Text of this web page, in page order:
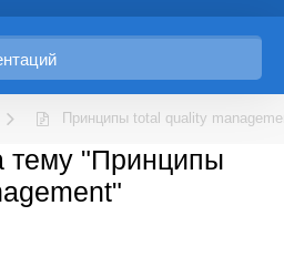
Принципы total quality
тему "Принципы